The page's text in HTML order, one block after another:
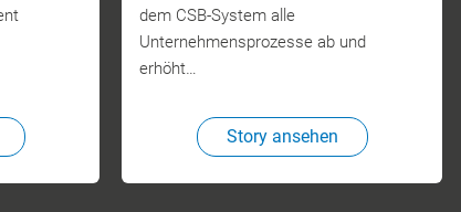
dem CSB-System alle
Unternehmensprozesse ab und
erhöht…
Story ansehen